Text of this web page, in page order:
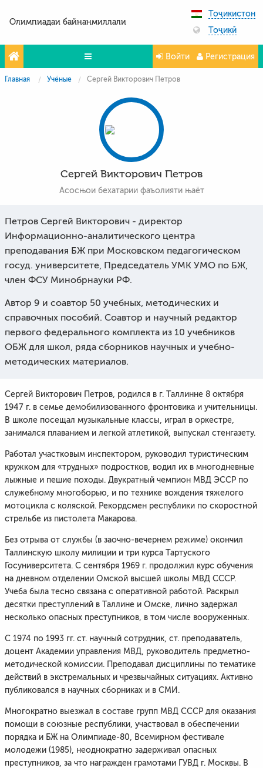
Олимпиадаи байнанмиллали
Тоҷикистон
Тоҷикӣ
Олимпиада
Войти Регистрация
Главная Учёные Сергей Викторович Петров
Сергей Викторович Петров
Асосњои бехатарии фаъолияти њаёт
Петров Сергей Викторович - директор
Информационно-аналитического центра
преподавания БЖ при Московском педагогическом
госуд. университете, Председатель УМК УМО по БЖ,
член ФСУ Минобрнауки РФ.
Автор 9 и соавтор 50 учебных, методических и
справочных пособий. Соавтор и научный редактор
первого федерального комплекта из 10 учебников
ОБЖ для школ, ряда сборников научных и учебно-
методических материалов.
Сергей Викторович Петров, родился в г. Таллинне 8 октября
1947 г. в семье демобилизованного фронтовика и учительницы.
В школе посещал музыкальные классы, играл в оркестре,
занимался плаванием и легкой атлетикой, выпускал стенгазету.
Работал участковым инспектором, руководил туристическим
кружком для «трудных» подростков, водил их в многодневные
лыжные и пешие походы. Двукратный чемпион МВД ЭССР по
служебному многоборью, и по технике вождения тяжелого
мотоцикла с коляской. Рекордсмен республики по скоростной
стрельбе из пистолета Макарова.
Без отрыва от службы (в заочно-вечернем режиме) окончил
Таллинскую школу милиции и три курса Тартуского
Госуниверситета. С сентября 1969 г. продолжил курс обучения
на дневном отделении Омской высшей школы МВД СССР.
Учеба была тесно связана с оперативной работой. Раскрыл
десятки преступлений в Таллине и Омске, лично задержал
несколько опасных преступников, в том числе вооруженных.
С 1974 по 1993 гг. ст. научный сотрудник, ст. преподаватель,
доцент Академии управления МВД, руководитель предметно-
методической комиссии. Преподавал дисциплины по тематике
действий в экстремальных и чрезвычайных ситуациях. Активно
публиковался в научных сборниках и в СМИ.
Многократно выезжал в составе групп МВД СССР для оказания
помощи в союзные республики, участвовал в обеспечении
порядка и БЖ на Олимпиаде-80, Всемирном фестивале
молодежи (1985), неоднократно задерживал опасных
преступников, за что награжден грамотами ГУВД г. Москвы. В